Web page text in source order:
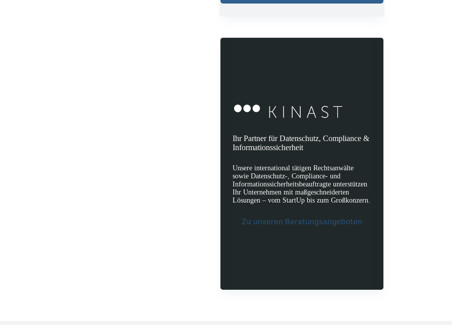
Ihr Partner für Datenschutz, Compliance &
Informationssicherheit
Unsere international tätigen Rechtsanwälte
sowie Datenschutz-, Compliance- und
Informationssicherheitsbeauftragte unterstützen
Ihr Unternehmen mit maßgeschneiderten
Lösungen – vom StartUp bis zum Großkonzern.
Zu unseren Beratungsangeboten